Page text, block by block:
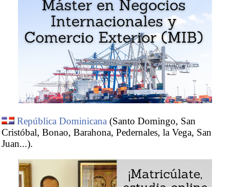
República Dominicana (Santo Domingo, San
Cristóbal, Bonao, Barahona, Pedernales, la Vega, San
Juan...).